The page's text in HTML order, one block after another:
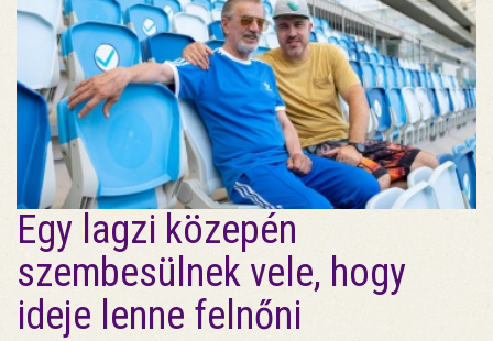
Egy lagzi közepén
szembesülnek vele, hogy
ideje lenne felnőni